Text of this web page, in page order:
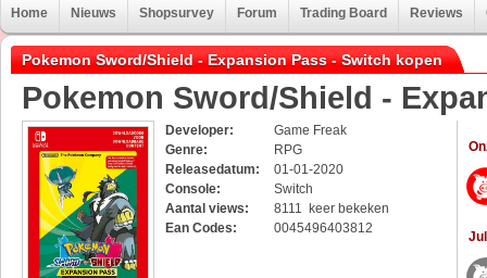
Home Nieuws Shopsurvey Forum Trading Board Reviews
Pokemon Sword/Shield - Expansion Pass - Switch kopen
Pokemon Sword/Shield -
Developer:
Game Freak
Genre:
RPG
Releasedatum:
01-01-2020
Console:
Switch
Aantal views:
8111 keer bekeken
Ean Codes:
0045496403812